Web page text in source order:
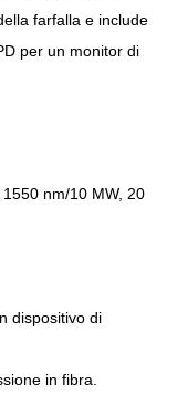
farfalla e include
per un monitor di
nm/10 MW, 20
dispositivo di
in fibra.